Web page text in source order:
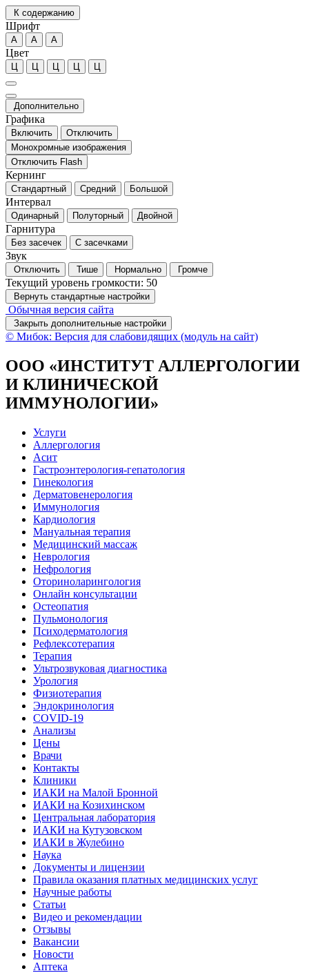
К содержанию
Шрифт
А А А
Цвет
Ц Ц Ц Ц Ц
Дополнительно
Графика
Включить
Отключить
Монохромные изображения
Отключить Flash
Кернинг
Стандартный Средний Большой
Интервал
Одинарный Полуторный Двойной
Гарнитура
Без засечек С засечками
Звук
Отключить Тише Нормально Громче
Текущий уровень громкости: 50
Вернуть стандартные настройки
Обычная версия сайта
Закрыть дополнительные настройки
© Мибок: Версия для слабовидящих (модуль на сайт)
ООО «ИНСТИТУТ АЛЛЕРГОЛОГИИ
И КЛИНИЧЕСКОЙ
ИММУНОЛОГИИ»
Услуги
Аллергология
Асит
Гастроэнтерология-гепатология
Гинекология
Дерматовенерология
Иммунология
Кардиология
Мануальная терапия
Медицинский массаж
Неврология
Нефрология
Оториноларингология
Онлайн консультации
Остеопатия
Пульмонология
Психодерматология
Рефлексотерапия
Терапия
Ультрозвуковая диагностика
Урология
Физиотерапия
Эндокринология
COVID-19
Анализы
Цены
Врачи
Контакты
Клиники
ИАКИ на Малой Бронной
ИАКИ на Козихинском
Центральная лаборатория
ИАКИ на Кутузовском
ИАКИ в Жулебино
Наука
Документы и лицензии
Правила оказания платных медицинских услуг
Научные работы
Статьи
Видео и рекомендации
Отзывы
Вакансии
Новости
Аптека